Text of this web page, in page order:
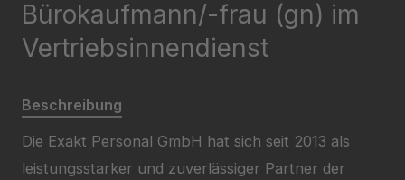
Bürokaufmann/-frau (gn) im
Vertriebsinnendienst
Beschreibung
Die Exakt Personal GmbH hat sich seit 2013 als
leistungsstarker und zuverlässiger Partner der